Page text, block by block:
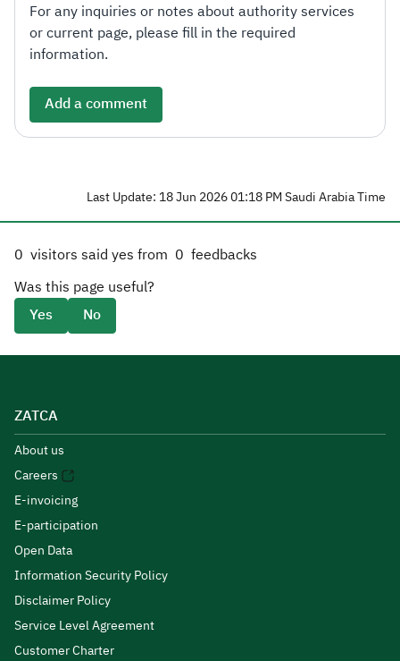
For any inquiries or notes about authority services
or current page, please fill in the required
information.
Add a comment
Last Update: 18 Jun 2026 01:18 PM Saudi Arabia Time
0 visitors said yes from 0 feedbacks
Was this page useful?
Yes
No
ZATCA
About us
Careers
E-invoicing
E-participation
Open Data
Information Security Policy
Disclaimer Policy
Service Level Agreement
Customer Charter